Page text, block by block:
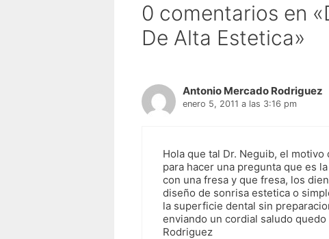
0 comentarios en
De Alta Estetica»
Antonio Mercado Rodriguez
enero 5, 2011 a las 3:16 pm
Hola que tal Dr. Neguib, el
para hacer una pregunta que es
con una fresa y que fresa, los
diseño de sonrisa estetica o
la superficie dental sin
enviando un cordial saludo
Rodriguez